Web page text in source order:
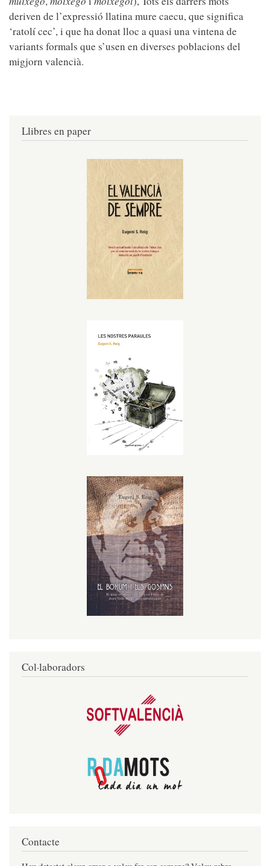
deriven de l’expressió llatina mure caecu, que significa
‘ratolí cec’, i que ha donat lloc a quasi una vintena de
variants formals que s’usen en diverses poblacions del
migjorn valencià.
Llibres en paper
Col·laboradors
Contacte